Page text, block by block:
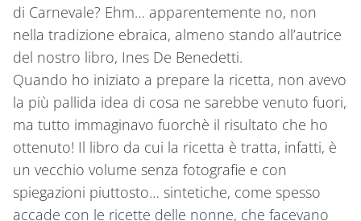
di Carnevale? Ehm… apparentemente no, non
nella tradizione ebraica, almeno stando all’autrice
del nostro libro, Ines De Benedetti.
Quando ho iniziato a prepare la ricetta, non avevo
la più pallida idea di cosa ne sarebbe venuto fuori,
ma tutto immaginavo fuorchè il risultato che ho
ottenuto! Il libro da cui la ricetta è tratta, infatti, è
un vecchio volume senza fotografie e con
spiegazioni piuttosto… sintetiche, come spesso
accade con le ricette delle nonne, che facevano